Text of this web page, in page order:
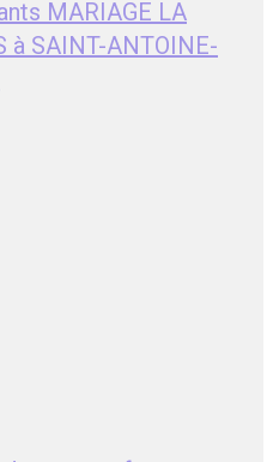
MARIAGE LA
à SAINT-ANTOINE-